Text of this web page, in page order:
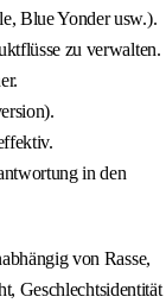
Blue Yonder usw.).
zu verwalten.
in den
von Rasse,
Geschlechtsidentität